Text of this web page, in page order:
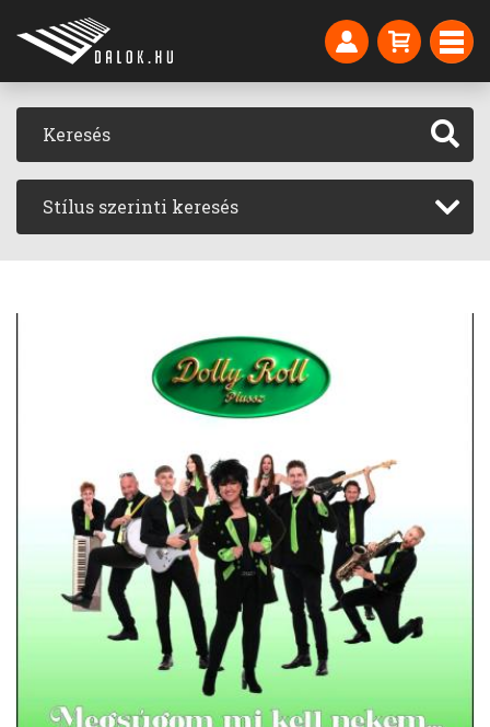
Stílus szerinti keresés